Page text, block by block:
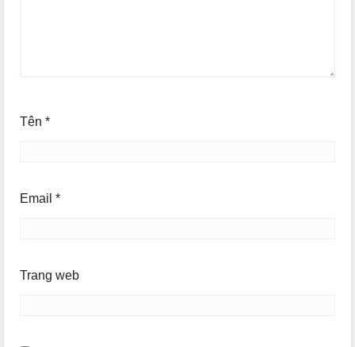
Tên *
Email *
Trang web